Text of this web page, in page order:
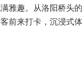
雅趣。从洛阳桥头
前来打卡，沉浸式体